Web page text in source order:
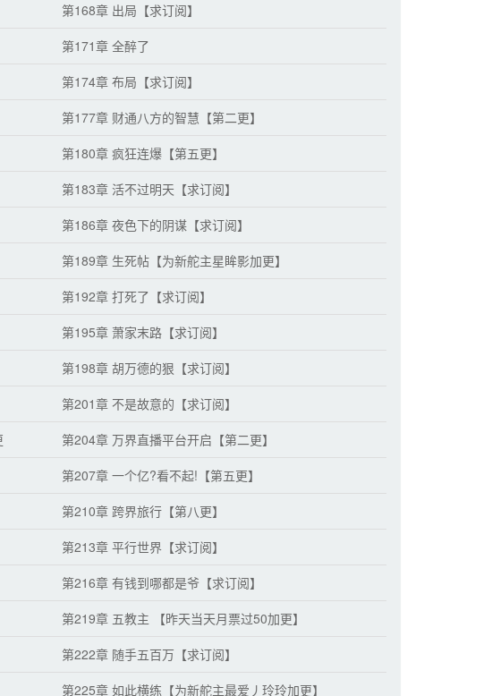
第168章 出局【求订阅】
第171章 全醉了
第174章 布局【求订阅】
第177章 财通八方的智慧【第二更】
第180章 疯狂连爆【第五更】
第183章 活不过明天【求订阅】
第186章 夜色下的阴谋【求订阅】
第189章 生死帖【为新舵主星眸影加更】
第192章 打死了【求订阅】
第195章 萧家末路【求订阅】
第198章 胡万德的狠【求订阅】
第201章 不是故意的【求订阅】
第204章 万界直播平台开启【第二更】
第207章 一个亿?看不起!【第五更】
第210章 跨界旅行【第八更】
第213章 平行世界【求订阅】
第216章 有钱到哪都是爷【求订阅】
第219章 五教主 【昨天当天月票过50加更】
第222章 随手五百万【求订阅】
第225章 如此横练【为新舵主最爱丿玲玲加更】